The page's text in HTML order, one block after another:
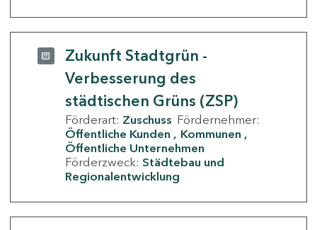
Zukunft Stadtgrün -
Verbesserung des
städtischen Grüns (ZSP)
Förderart: Zuschuss Fördernehmer:
Öffentliche Kunden
Kommunen
Öffentliche Unternehmen
Förderzweck: Städtebau und
Regionalentwicklung